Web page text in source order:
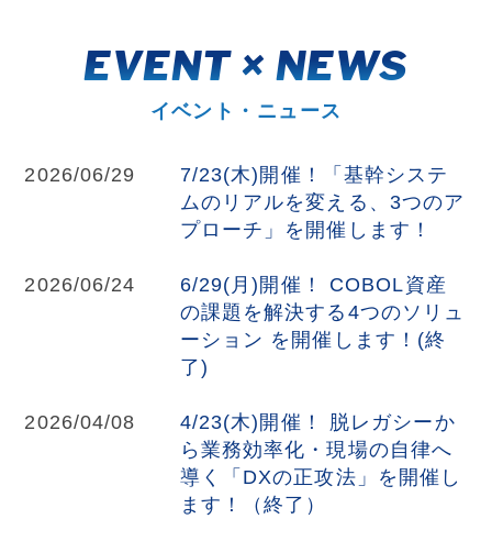
EVENT × NEWS
イベント・ニュース
2026/06/29
7/23(木)開催！「基幹システ
ムのリアルを変える、3つのア
プローチ」を開催します！
2026/06/24
6/29(月)開催！ COBOL資産
の課題を解決する4つのソリュ
ーション を開催します！(終
了)
2026/04/08
4/23(木)開催！ 脱レガシーか
ら業務効率化・現場の自律へ
導く「DXの正攻法」を開催し
ます！（終了）